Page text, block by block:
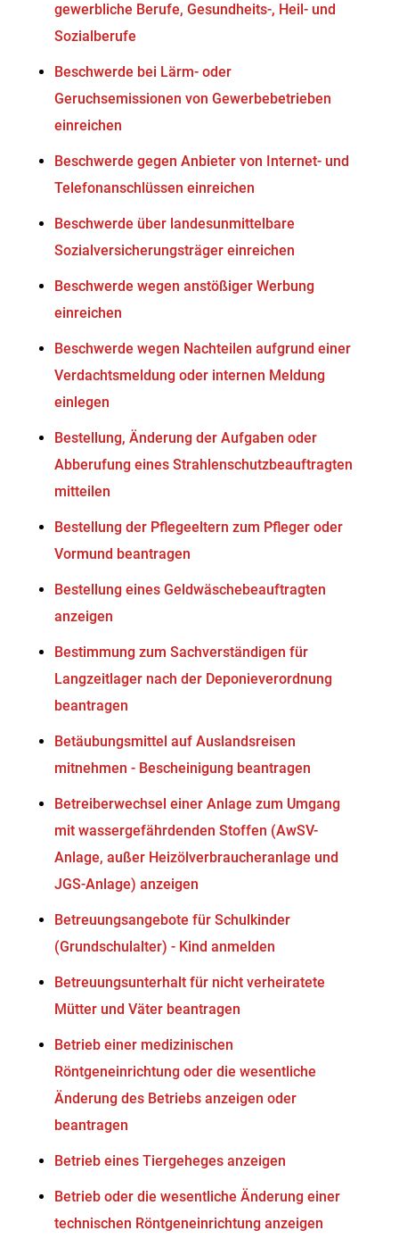
gewerbliche Berufe, Gesundheits-, Heil- und
Sozialberufe
Beschwerde bei Lärm- oder
Geruchsemissionen von Gewerbebetrieben
einreichen
Beschwerde gegen Anbieter von Internet- und
Telefonanschlüssen einreichen
Beschwerde über landesunmittelbare
Sozialversicherungsträger einreichen
Beschwerde wegen anstößiger Werbung
einreichen
Beschwerde wegen Nachteilen aufgrund einer
Verdachtsmeldung oder internen Meldung
einlegen
Bestellung, Änderung der Aufgaben oder
Abberufung eines Strahlenschutzbeauftragten
mitteilen
Bestellung der Pflegeeltern zum Pfleger oder
Vormund beantragen
Bestellung eines Geldwäschebeauftragten
anzeigen
Bestimmung zum Sachverständigen für
Langzeitlager nach der Deponieverordnung
beantragen
Betäubungsmittel auf Auslandsreisen
mitnehmen - Bescheinigung beantragen
Betreiberwechsel einer Anlage zum Umgang
mit wassergefährdenden Stoffen (AwSV-
Anlage, außer Heizölverbraucheranlage und
JGS-Anlage) anzeigen
Betreuungsangebote für Schulkinder
(Grundschulalter) - Kind anmelden
Betreuungsunterhalt für nicht verheiratete
Mütter und Väter beantragen
Betrieb einer medizinischen
Röntgeneinrichtung oder die wesentliche
Änderung des Betriebs anzeigen oder
beantragen
Betrieb eines Tiergeheges anzeigen
Betrieb oder die wesentliche Änderung einer
technischen Röntgeneinrichtung anzeigen